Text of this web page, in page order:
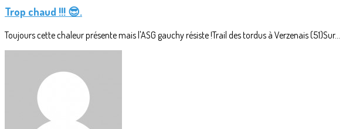
Trop chaud !!! 😎.
Toujours cette chaleur présente mais l'ASG gauchy résiste !Trail des tordus à Verzenais (51)Sur...